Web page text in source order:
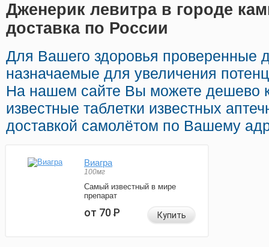
Дженерик левитра в городе
доставка по России
Для Вашего здоровья проверенные
назначаемые для увеличения
На нашем сайте Вы можете дешево
известные таблетки известных
доставкой самолётом по Вашему
Виагра
100мг
Самый известный в мире
препарат
от 70Р Купить